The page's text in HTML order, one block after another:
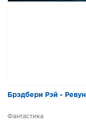
Брэдбери Рэй - Ревун
Фантастика